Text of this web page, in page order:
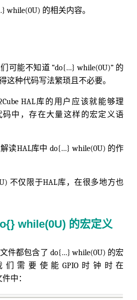
while(0U) 的相关内容。
可能不知道 “do{…} while(0U)” 的
这种代码写法繁琐且不必要。
HAL库的用户应该就能够理
码中，存在大量这样的宏定义语
读HAL库中 do{…} while(0U) 的作
不仅限于HAL库，在很多地方也
while(0U) 的宏定义
件都包含了 do{…} while(0U) 的宏
需要使能GPIO时钟时在
中：